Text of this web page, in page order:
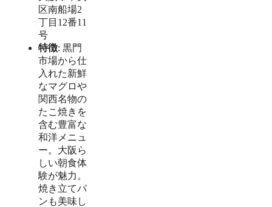
区南船場2
丁目12番11
号
特徴: 黒門
市場から仕
入れた新鮮
なマグロや
関西名物の
たこ焼きを
含む豊富な
和洋メニュ
ー。大阪ら
しい朝食体
験が魅力。
焼き立てパ
ンも美味し